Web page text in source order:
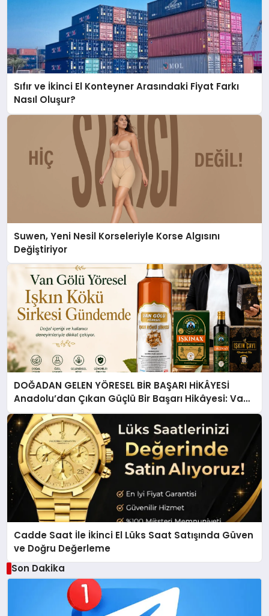
Sıfır ve İkinci El Konteyner Arasındaki Fiyat Farkı
Nasıl Oluşur?
Suwen, Yeni Nesil Korseleriyle Korse Algısını
Değiştiriyor
DOĞADAN GELEN YÖRESEL BİR BAŞARI HİKÂYESİ
Anadolu’dan Çıkan Güçlü Bir Başarı Hikâyesi: Van
Gölü Yöresel Işkın Kökü Sirkesi
Cadde Saat İle İkinci El Lüks Saat Satışında Güven
ve Doğru Değerleme
Son Dakika